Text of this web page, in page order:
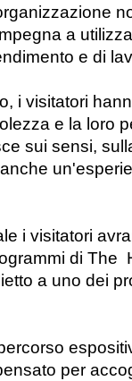
a
e di
i visitatori
e la loro
sui sensi,
i visitatori
di The
a uno dei
per